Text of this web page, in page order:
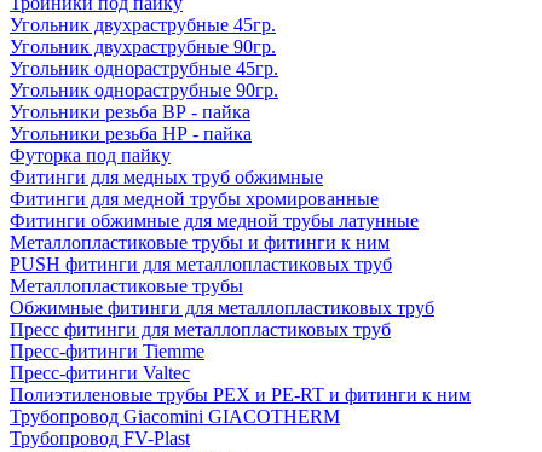
Угольник двухраструбные 45гр.
Угольник двухраструбные 90гр.
Угольник однораструбные 45гр.
Угольник однораструбные 90гр.
Угольники резьба ВР - пайка
Угольники резьба НР - пайка
Футорка под пайку
Фитинги для медных труб обжимные
Фитинги для медной трубы хромированные
Фитинги обжимные для медной трубы латунные
Металлопластиковые трубы и фитинги к ним
PUSH фитинги для металлопластиковых труб
Металлопластиковые трубы
Обжимные фитинги для металлопластиковых труб
Пресс фитинги для металлопластиковых труб
Пресс-фитинги Tiemme
Пресс-фитинги Valtec
Полиэтиленовые трубы PEX и PE-RT и фитинги к ним
Трубопровод Giacomini GIACOTHERM
Трубопровод FV-Plast